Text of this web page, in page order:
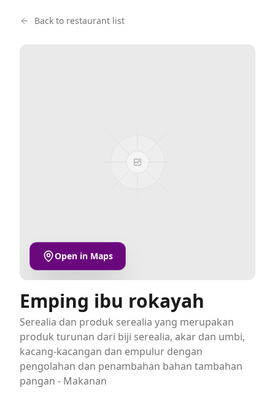
Back to restaurant list
Open in Maps
Emping ibu rokayah
Serealia dan produk serealia yang merupakan
produk turunan dari biji serealia, akar dan umbi,
kacang-kacangan dan empulur dengan
pengolahan dan penambahan bahan tambahan
pangan - Makanan